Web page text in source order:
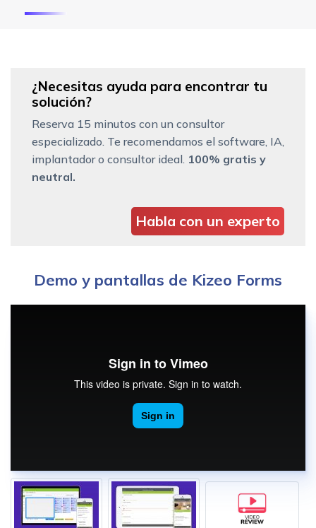
¿Necesitas ayuda para encontrar tu
solución?
Reserva 15 minutos con un consultor
especializado. Te recomendamos el software, IA,
implantador o consultor ideal. 100% gratis y
neutral.
Habla con un experto
Demo y pantallas de Kizeo Forms